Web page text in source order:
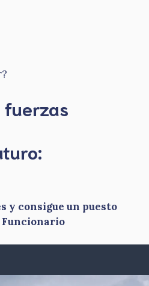
fuerzas
y consigue un puesto
Funcionario